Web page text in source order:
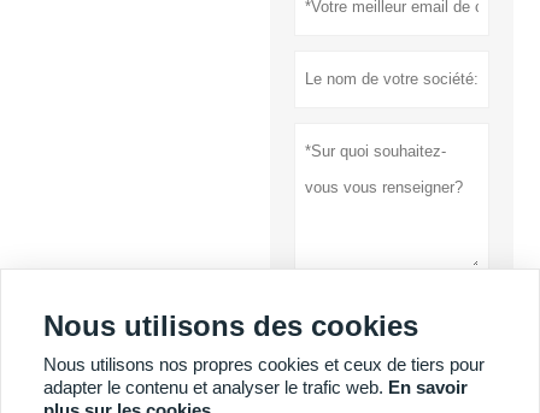
soumettre
Politique de
confidentialité
Nous utilisons des cookies
Nous utilisons nos propres cookies et ceux de tiers pour
adapter le contenu et analyser le trafic web. En savoir